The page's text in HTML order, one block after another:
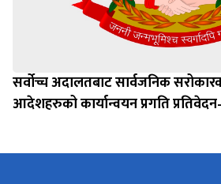
सर्वोच्च अदालतबाट सार्वजनिक
आदेशहरुको कार्यान्वयन प्रगति